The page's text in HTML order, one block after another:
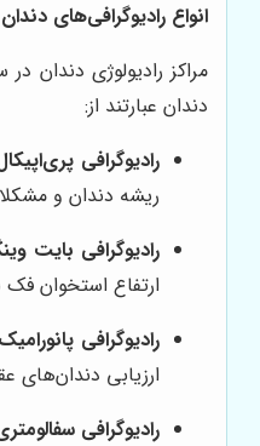
انواع رادیوگرافی‌های دندان
مراکز رادیولوژی دندان
دندان عبارتند از:
رادیوگرافی
ریشه دندان و
رادیوگرافی بایت
ارتفاع استخوان
رادیوگرافی
ارزیابی
رادیوگرافی